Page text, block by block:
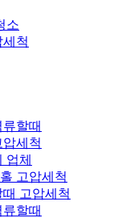
소
척
할때
세척
업체
고압세척
고압세척
할때